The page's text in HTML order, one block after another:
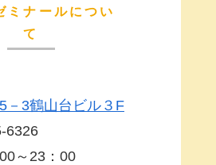
ミナールについ
て
－3鶴山台ビル３F
6326
～23：00